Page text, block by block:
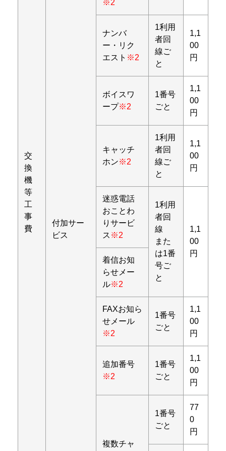
交
換
機
等
工
事
費
付加サー
ビス
※2
ナンバ
ー・リク
エスト ※2
1利用
者回
線ご
と
1,1
00
円
ボイスワ
ープ※2
1番号
ごと
1,1
00
円
キャッチ
ホン※2
1利用
者回
線ご
と
1,1
00
円
迷惑電話
おことわ
りサービ
ス ※2
1利用
者回
線
また
は1番
号ご
と
1,1
00
円
着信お知
らせメー
ル※2
FAXお知ら
せメール
※2
1番号
ごと
1,1
00
円
追加番号
※2
1番号
ごと
1,1
00
円
複数チャ
1番号
ごと
77
0
円